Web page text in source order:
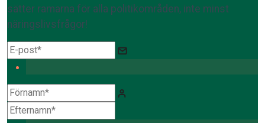
sätter ramarna för alla politikområden, inte minst
näringslivsfrågor!